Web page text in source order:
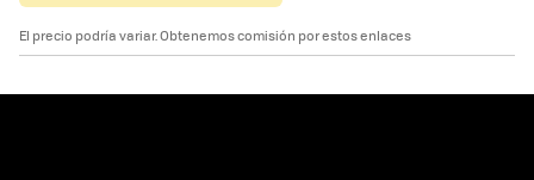
El precio podría variar. Obtenemos comisión por estos enlaces